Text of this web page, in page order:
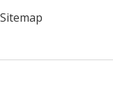
Sitemap